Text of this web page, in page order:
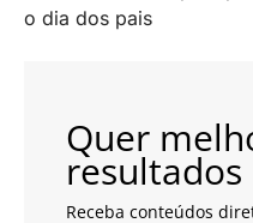
o dia dos pais
Quer
Receba conteúdos